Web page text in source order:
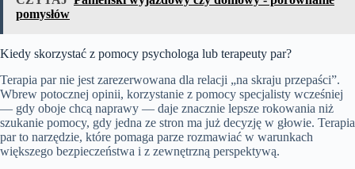
pomysłów
Kiedy skorzystać z pomocy psychologa lub terapeuty par?
Terapia par nie jest zarezerwowana dla relacji „na skraju przepaści”.
Wbrew potocznej opinii, korzystanie z pomocy specjalisty wcześniej
— gdy oboje chcą naprawy — daje znacznie lepsze rokowania niż
szukanie pomocy, gdy jedna ze stron ma już decyzję w głowie. Terapia
par to narzędzie, które pomaga parze rozmawiać w warunkach
większego bezpieczeństwa i z zewnętrzną perspektywą.